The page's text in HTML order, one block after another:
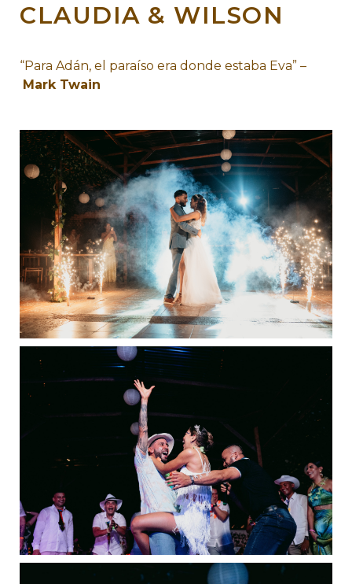
CLAUDIA & WILSON
“Para Adán, el paraíso era donde estaba Eva” –
Mark Twain